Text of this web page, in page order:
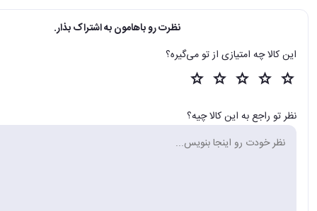
نظرت رو باهامون به اشتراک بذار.
این کالا چه امتیازی از تو می‌گیره؟
نظر تو راجع به این کالا چیه؟